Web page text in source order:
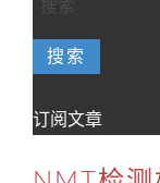
搜索
订阅文章